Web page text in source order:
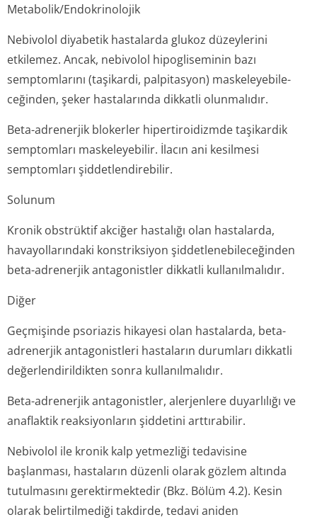
Metabolik/Endo­krinolojik
Nebivolol diyabetik hastalarda glukoz düzeylerini
etkilemez. Ancak, nebivolol hipogliseminin bazı
semptomlarını (taşikardi, palpitasyon) maskeleyebile­
ceğinden, şeker hastalarında dikkatli olunmalıdır.
Beta-adrenerjik blokerler hipertiroidizmde taşikardik
semptomları maskeleyebilir. İlacın ani kesilmesi
semptomları şiddetlendirebilir.
Solunum
Kronik obstrüktif akciğer hastalığı olan hastalarda,
havayollarındaki konstriksiyon şiddetlenebile­ceğinden
beta-adrenerjik antagonistler dikkatli kullanılmalıdır.
Diğer
Geçmişinde psoriazis hikayesi olan hastalarda, beta-
adrenerjik antagonistleri hastaların durumları dikkatli
değerlendirildikten sonra kullanılmalıdır.
Beta-adrenerjik antagonistler, alerjenlere duyarlılığı ve
anaflaktik reaksiyonların şiddetini arttırabilir.
Nebivolol ile kronik kalp yetmezliği tedavisine
başlanması, hastaların düzenli olarak gözlem altında
tutulmasını gerektirmektedir (Bkz. Bölüm 4.2). Kesin
olarak belirtilmediği takdirde, tedavi aniden